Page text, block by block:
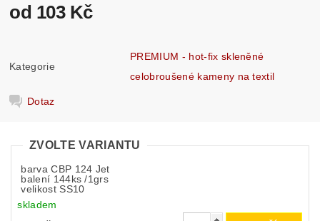
od 103 Kč
Kategorie
PREMIUM - hot-fix skleněné
celobroušené kameny na textil
Dotaz
ZVOLTE VARIANTU
barva CBP 124 Jet
balení 144ks /1grs
velikost SS10
skladem